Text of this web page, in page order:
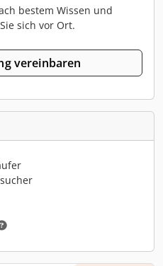
bestem Wissen und
sich vor Ort.
vereinbaren